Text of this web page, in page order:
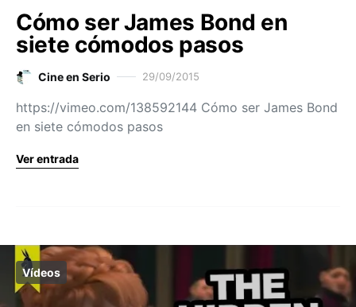
Cómo ser James Bond en
siete cómodos pasos
Cine en Serio 29/09/2015
https://vimeo.com/138592144 Cómo ser James Bond
en siete cómodos pasos
Ver entrada
Vídeos